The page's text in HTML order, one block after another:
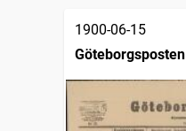
1900-06-15
Göteborgsposten